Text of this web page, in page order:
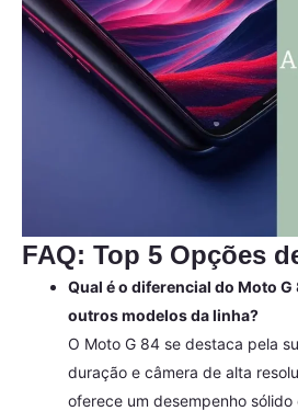
FAQ: Top 5 Opções
Qual é o diferencial do Moto G
outros modelos da linha?
O Moto G 84 se destaca pela
duração e câmera de alta
oferece um desempenho